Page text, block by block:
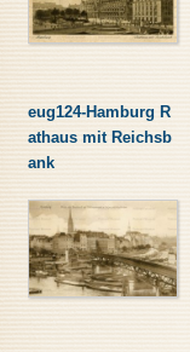
eug124-Hamburg R
athaus mit Reichsb
ank